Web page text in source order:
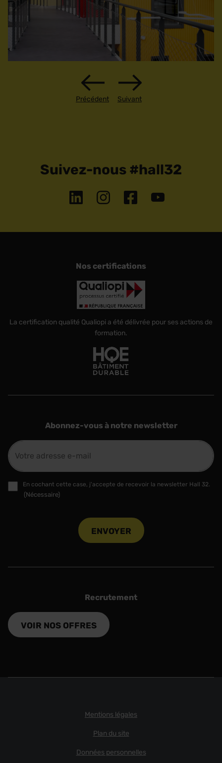
Précédent Suivant
Suivez-nous #hall32
Nos certifications
La certification qualité Qualiopi a été délivrée pour ses actions de
formation.
Abonnez-vous à notre newsletter
E-
mail
(Nécessaire)
RGPD
(Nécessaire)
En cochant cette case, j'accepte de recevoir la newsletter Hall 32.
(Nécessaire)
Recrutement
VOIR NOS OFFRES
Mentions légales
Plan du site
Données personnelles